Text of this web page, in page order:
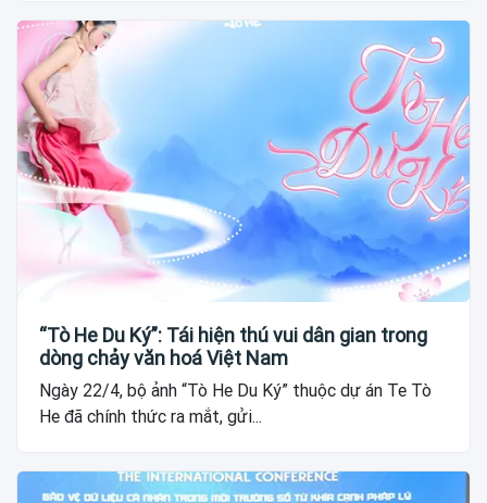
“Tò He Du Ký”: Tái hiện thú vui dân gian trong
dòng chảy văn hoá Việt Nam
Ngày 22/4, bộ ảnh “Tò He Du Ký” thuộc dự án Te Tò
He đã chính thức ra mắt, gửi...